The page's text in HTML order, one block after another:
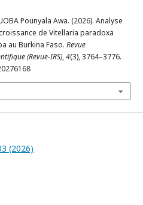
Pounyala Awa. (2026). Analyse
de Vitellaria paradoxa
au Burkina Faso. Revue
(Revue-IRS),4(3), 3764–3776.
(2026)